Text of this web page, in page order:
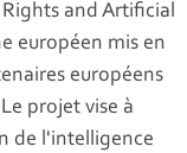
and Artificial
européen mis en
européens
projet vise à
de l'intelligence